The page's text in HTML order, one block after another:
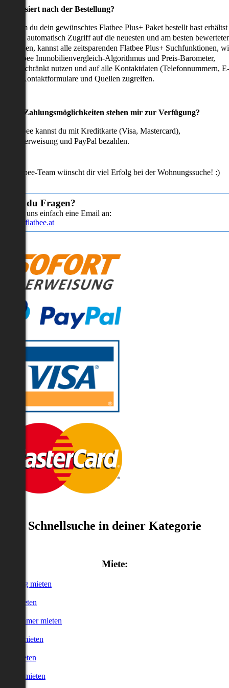
passiert nach der Bestellung?
du dein gewünschtes Flatbee Plus+ Paket bestellt hast erhältst
sofort automatisch Zugriff auf die neuesten und am besten
kannst alle zeitsparenden Flatbee Plus+ Suchfunktionen,
Flatbee Immobilienvergleich-Algorithmus und Preis-Barometer,
nutzen und auf alle Kontaktdaten (Telefonnummern, E-
Kontaktformulare und Quellen zugreifen.
Zahlungsmöglichkeiten stehen mir zur Verfügung?
Flatbee kannst du mit Kreditkarte (Visa, Mastercard),
und PayPal bezahlen.
Flatbee-Team wünscht dir viel Erfolg bei der Wohnungssuche! :)
Hast du Fragen?
Sende uns einfach eine Email an:
info@flatbee.at
Schnellsuche in deiner Kategorie
Miete:
mieten
mieten
Zimmer mieten
mieten
mieten